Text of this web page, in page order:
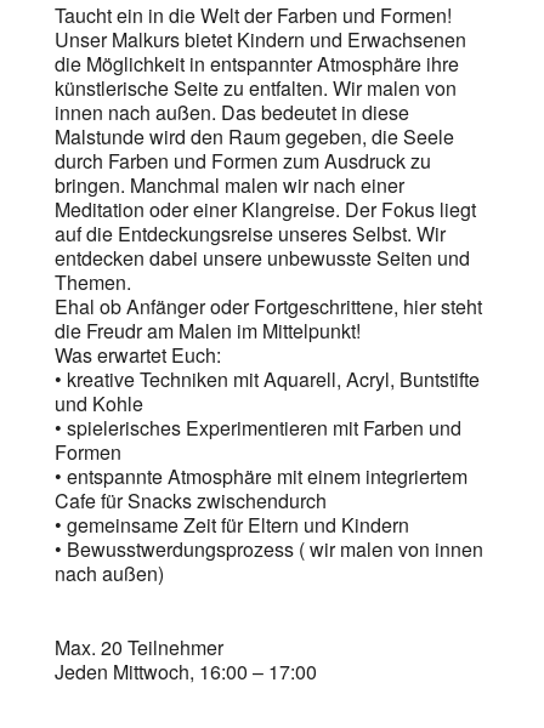
Taucht ein in die Welt der Farben und Formen!
Unser Malkurs bietet Kindern und Erwachsenen
die Möglichkeit in entspannter Atmosphäre ihre
künstlerische Seite zu entfalten. Wir malen von
innen nach außen. Das bedeutet in diese
Malstunde wird den Raum gegeben, die Seele
durch Farben und Formen zum Ausdruck zu
bringen. Manchmal malen wir nach einer
Meditation oder einer Klangreise. Der Fokus liegt
auf die Entdeckungsreise unseres Selbst. Wir
entdecken dabei unsere unbewusste Seiten und
Themen.
Ehal ob Anfänger oder Fortgeschrittene, hier steht
die Freudr am Malen im Mittelpunkt!
Was erwartet Euch:
•⁠ ⁠kreative Techniken mit Aquarell, Acryl, Buntstifte
und Kohle
•⁠ ⁠⁠spielerisches Experimentieren mit Farben und
Formen
•⁠ ⁠⁠entspannte Atmosphäre mit einem integriertem
Cafe für Snacks zwischendurch
•⁠ ⁠⁠gemeinsame Zeit für Eltern und Kindern
•⁠ ⁠⁠Bewusstwerdungsprozess ( wir malen von innen
nach außen)
Max. 20 Teilnehmer
Jeden Mittwoch, 16:00 – 17:00